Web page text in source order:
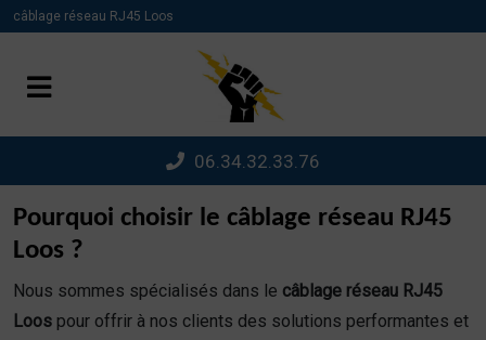
câblage réseau RJ45 Loos
06.34.32.33.76
Pourquoi choisir le câblage réseau RJ45
Loos ?
Nous sommes spécialisés dans le câblage réseau RJ45
Loos pour offrir à nos clients des solutions performantes et
Panneau de gestion des cookies